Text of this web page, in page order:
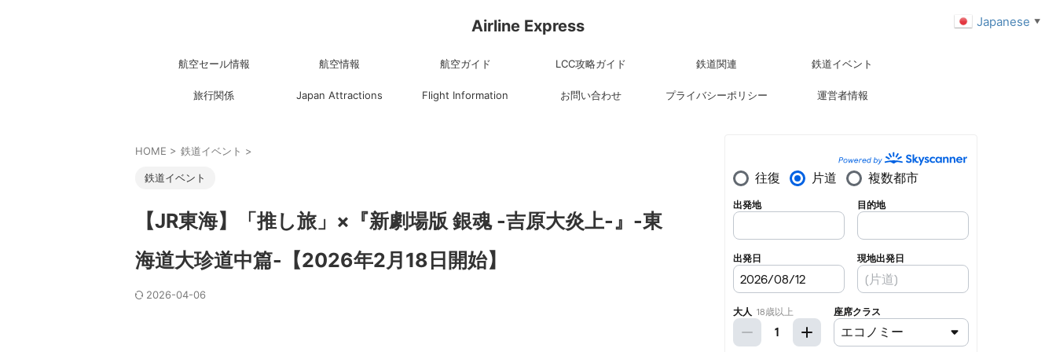
Airline Express
航空セール情報 航空情報 航空ガイド LCC攻略ガイド 鉄道関連 鉄道イベント
旅行関係 Japan Attractions Flight Information お問い合わせ プライバシーポリシー 運営者情報
HOME > 鉄道イベント >
鉄道イベント
【JR東海】「推し旅」×『新劇場版 銀魂 -吉原大炎上-』-東
海道大珍道中篇-【2026年2月18日開始】
2026-04-06
Japanese ▼